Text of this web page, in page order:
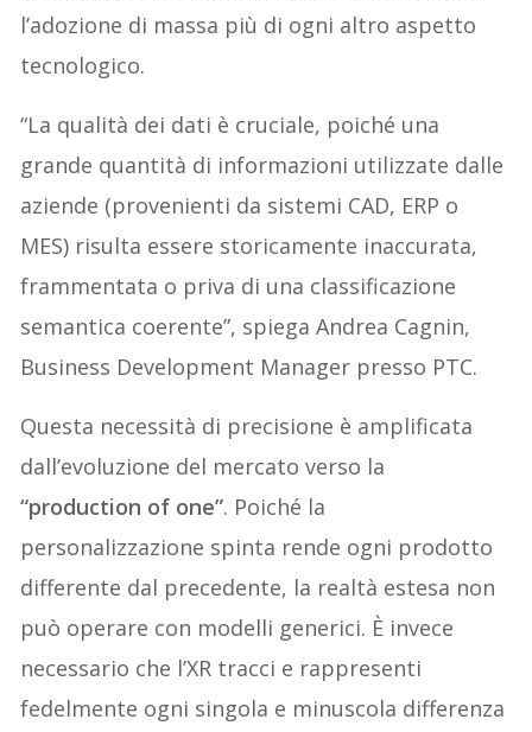
l’adozione di massa più di ogni altro aspetto
tecnologico.
“La qualità dei dati è cruciale, poiché una
grande quantità di informazioni utilizzate dalle
aziende (provenienti da sistemi CAD, ERP o
MES) risulta essere storicamente inaccurata,
frammentata o priva di una classificazione
semantica coerente”, spiega Andrea Cagnin,
Business Development Manager presso PTC.
Questa necessità di precisione è amplificata
dall’evoluzione del mercato verso la
“production of one”. Poiché la
personalizzazione spinta rende ogni prodotto
differente dal precedente, la realtà estesa non
può operare con modelli generici. È invece
necessario che l’XR tracci e rappresenti
fedelmente ogni singola e minuscola differenza